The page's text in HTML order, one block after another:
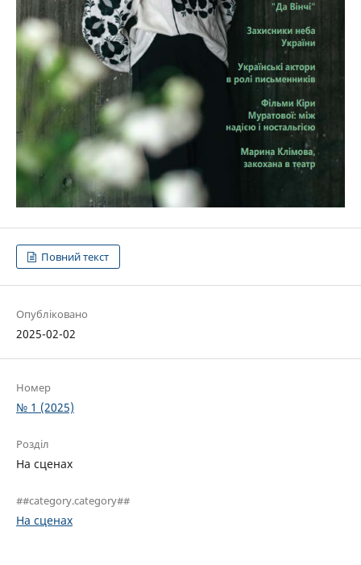
Повний текст
Опубліковано
2025-02-02
Номер
№ 1 (2025)
Розділ
На сценах
##category.category##
На сценах